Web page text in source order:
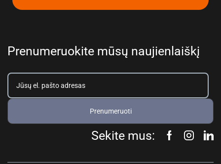
Prenumeruokite mūsų naujienlaiškį
Prenumeruoti
Sekite mus: